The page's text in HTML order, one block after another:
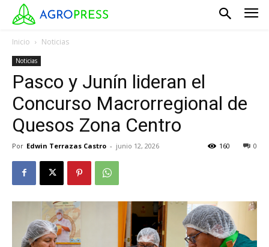
Inicio Noticias
Noticias
Pasco y Junín lideran el
Concurso Macrorregional de
Quesos Zona Centro
Por Edwin Terrazas Castro - junio 12, 2026 0
160